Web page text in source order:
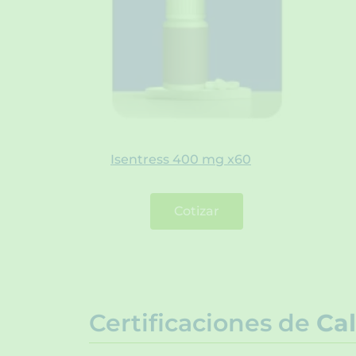
Isentress 400 mg x60
Cotizar
Certificaciones de